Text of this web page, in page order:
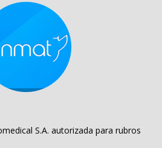
S.A. autorizada para rubros